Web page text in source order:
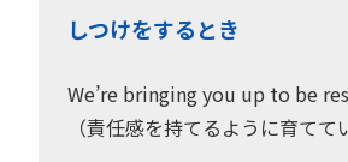
しつけをするとき
We’re bringing you up to be
（責任感を持てるように育てて